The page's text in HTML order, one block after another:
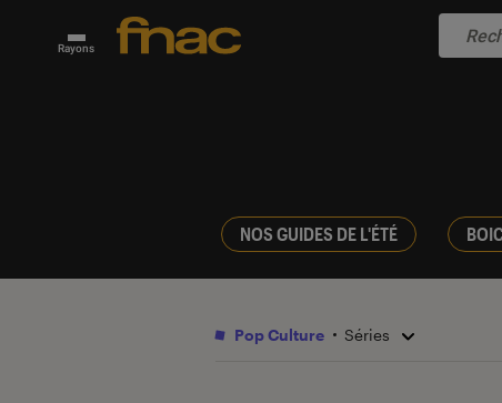
Rayons
NOS GUIDES DE L'ÉTÉ
Pop Culture Séries